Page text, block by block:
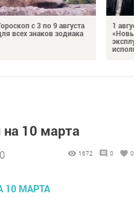
с 3 по 9 августа
всех знаков зодиака
1
«Новые
10 марта
1672 0 0